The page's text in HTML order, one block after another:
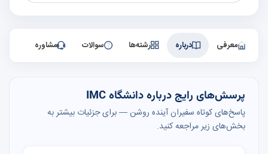
معرفی درباره رشته‌ها سوالات مشاوره
پرسش‌های رایج درباره دانشگاه IMC
پاسخ‌های کوتاه سفیران آینده روشن — برای جزئیات بیشتر به
بخش‌های زیر مراجعه کنید.